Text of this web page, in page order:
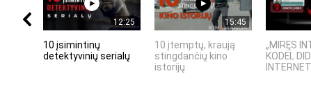
12:25
10 įsimintinų
detektyvinių serialų
15:45
10 įtemptų, kraują
stingdančių kino
istorijų
„MIRĘS
KODĖL